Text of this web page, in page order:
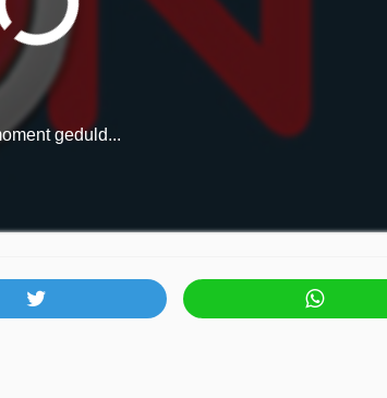
geduld...